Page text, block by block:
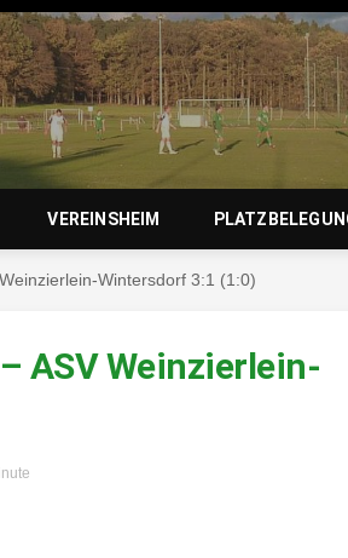
VEREINSHEIM
Wintersdorf 3:1 (1:0)
ASV Weinzierlein-